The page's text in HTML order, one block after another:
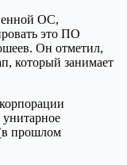
ОС,
это ПО
Он отметил,
который занимает
унитарное
прошлом